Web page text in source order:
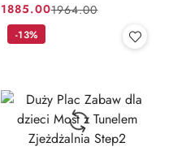
Cena
promocyjna:
1885.00
Cena
przed
1964.00
-13%